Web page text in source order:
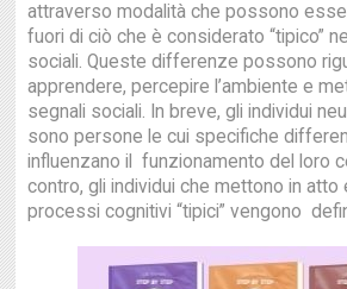
attraverso modalità che possono
fuori di ciò che è considerato “tipico”
sociali. Queste differenze possono
apprendere, percepire l’ambiente e
segnali sociali. In breve, gli individui
sono persone le cui specifiche
influenzano il funzionamento del loro
contro, gli individui che mettono in atto
processi cognitivi “tipici” vengono